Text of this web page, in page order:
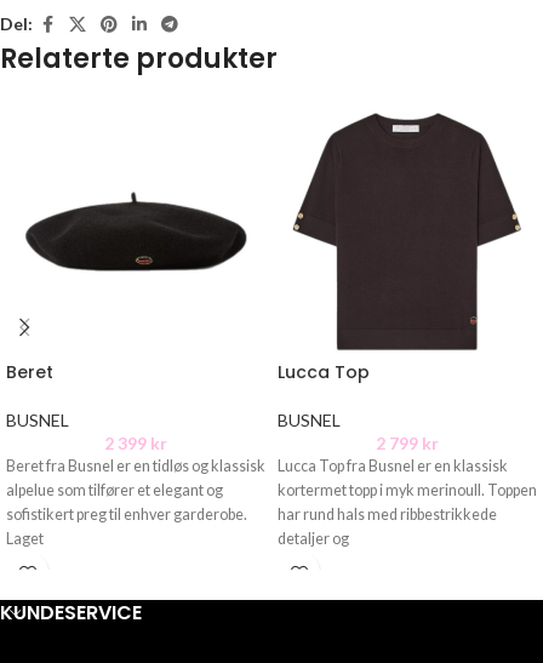
Del:
Relaterte produkter
Beret
BUSNEL
2 399 kr
Beret fra Busnel er en tidløs og klassisk
alpelue som tilfører et elegant og
sofistikert preg til enhver garderobe.
Laget
Lucca Top
BUSNEL
2 799 kr
Lucca Top fra Busnel er en klassisk
kortermet topp i myk merinoull. Toppen
har rund hals med ribbestrikkede
detaljer og
KUNDESERVICE